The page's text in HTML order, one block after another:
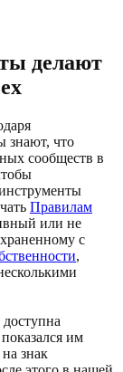
делают
знают, что
сообществ в
Правилам
или не
с
,
им
знак